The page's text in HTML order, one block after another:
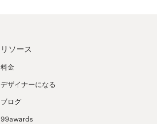
リソース
料金
デザイナーになる
ブログ
99awards